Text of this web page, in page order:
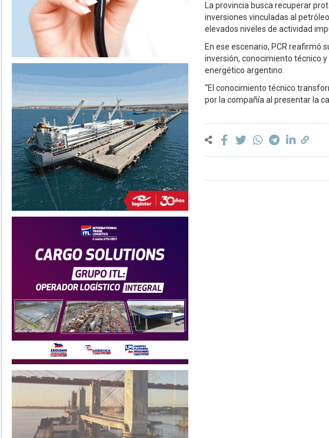
La provincia busca recuperar
inversiones vinculadas al
elevados niveles de actividad
En ese escenario, PCR reafirmó
inversión, conocimiento técnico
energético argentino.
“El conocimiento técnico
por la compañía al presentar la